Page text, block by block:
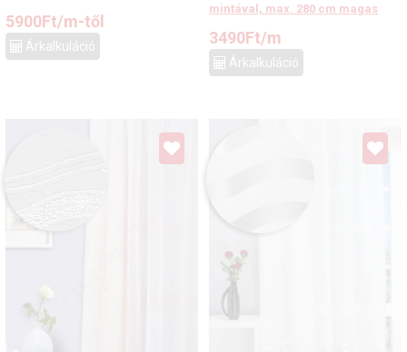
5900Ft/m-től
Árkalkuláció
mintával, max. 280 cm magas
3490Ft/m
Árkalkuláció